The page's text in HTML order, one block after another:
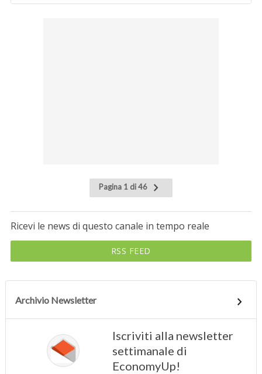
Pagina 1 di 46
Ricevi le news di questo canale in tempo reale
RSS FEED
Archivio Newsletter
Iscriviti alla newsletter
settimanale di
EconomyUp!